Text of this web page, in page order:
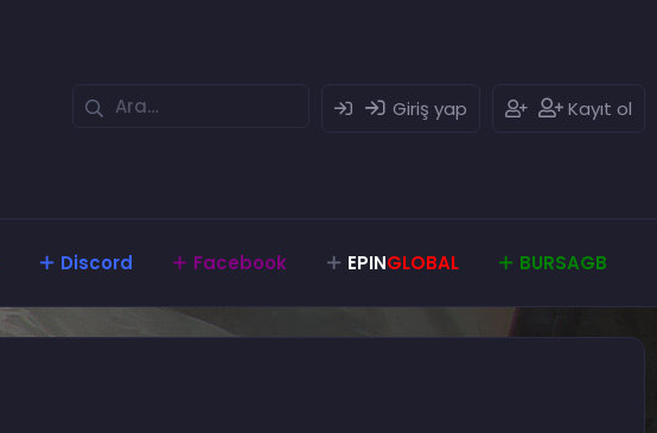
Giriş yap Kayıt ol
Discord Facebook EPINGLOBAL BURSAGB